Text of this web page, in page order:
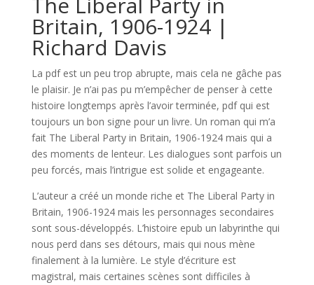
Britain, 1906-1924 |
Richard Davis
La pdf est un peu trop abrupte, mais cela ne gâche pas
le plaisir. Je n’ai pas pu m’empêcher de penser à cette
histoire longtemps après l’avoir terminée, pdf qui est
toujours un bon signe pour un livre. Un roman qui m’a
fait The Liberal Party in Britain, 1906-1924 mais qui a
des moments de lenteur. Les dialogues sont parfois un
peu forcés, mais l’intrigue est solide et engageante.
L’auteur a créé un monde riche et The Liberal Party in
Britain, 1906-1924 mais les personnages secondaires
sont sous-développés. L’histoire epub un labyrinthe qui
nous perd dans ses détours, mais qui nous mène
finalement à la lumière. Le style d’écriture est
magistral, mais certaines scènes sont difficiles à